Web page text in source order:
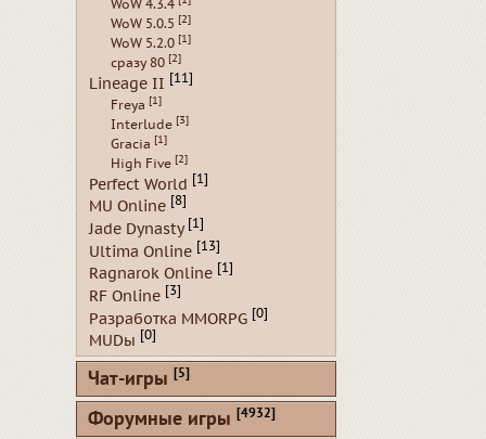
WoW 4.3.4
WoW 5.0.5 [2]
WoW 5.2.0 [1]
сразу 80 [2]
Lineage II [11]
Freya [1]
Interlude [3]
Gracia [1]
High Five [2]
Perfect World [1]
MU Online [8]
Jade Dynasty [1]
Ultima Online [13]
Ragnarok Online [1]
RF Online [3]
Разработка MMORPG [0]
MUDы [0]
Чат-игры [5]
Форумные игры [4932]